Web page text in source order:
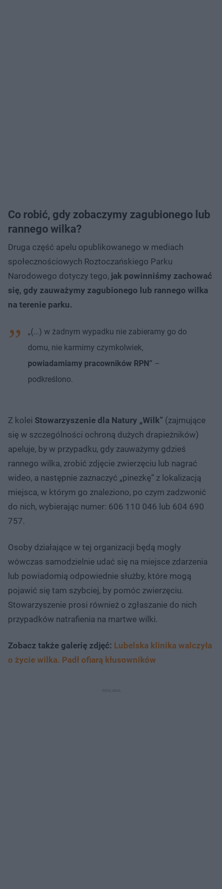
Co robić, gdy zobaczymy zagubionego lub
rannego wilka?
Druga część apelu opublikowanego w mediach
społecznościowych Roztoczańskiego Parku
Narodowego dotyczy tego, jak powinniśmy zachować
się, gdy zauważymy zagubionego lub rannego wilka
na terenie parku.
„(...) w żadnym wypadku nie zabieramy go do
domu, nie karmimy czymkolwiek,
powiadamiamy pracowników RPN” –
podkreślono.
Z kolei Stowarzyszenie dla Natury „Wilk” (zajmujące
się w szczególności ochroną dużych drapieżników)
apeluje, by w przypadku, gdy zauważymy gdzieś
rannego wilka, zrobić zdjęcie zwierzęciu lub nagrać
wideo, a następnie zaznaczyć „pinezkę” z lokalizacją
miejsca, w którym go znaleziono, po czym zadzwonić
do nich, wybierając numer: 606 110 046 lub 604 690
757.
Osoby działające w tej organizacji będą mogły
wówczas samodzielnie udać się na miejsce zdarzenia
lub powiadomią odpowiednie służby, które mogą
pojawić się tam szybciej, by pomóc zwierzęciu.
Stowarzyszenie prosi również o zgłaszanie do nich
przypadków natrafienia na martwe wilki.
Zobacz także galerię zdjęć: Lubelska klinika walczyła
o życie wilka. Padł ofiarą kłusowników